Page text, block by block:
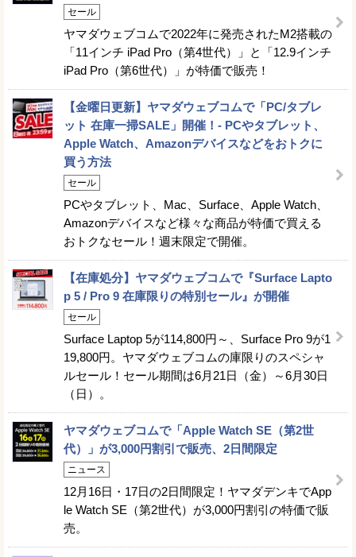
セール
ヤマダウェブコムで2022年に発売されたM2搭載の
「11インチ iPad Pro（第4世代）」と「12.9インチ
iPad Pro（第6世代）」が特価で販売！
【金曜日更新】ヤマダウェブコムで「PC/タブレ
ット 在庫一掃SALE」開催！- PCやタブレット、
Apple Watch、Amazonデバイスなどをおトクに
買う方法
セール
PCやタブレット、Mac、Surface、Apple Watch、
Amazonデバイスなど様々な商品が特価で買える
おトクなセール！週末限定で開催。
【在庫処分】ヤマダウェブコムで『Surface Lapto
p 5 / Pro 9 在庫限りの特別セール』が開催
セール
Surface Laptop 5が114,800円～、Surface Pro 9が1
19,800円。ヤマダウェブコムの庫限りのスペシャ
ルセール！セール期間は6月21日（金）～6月30日
（日）。
ヤマダウェブコムで「Apple Watch SE（第2世
代）」が3,000円割引で販売、2日間限定
ニュース
12月16日・17日の2日間限定！ヤマダデンキでApp
le Watch SE（第2世代）が3,000円割引の特価で販
売。